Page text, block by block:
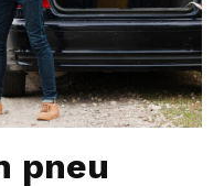
pneu